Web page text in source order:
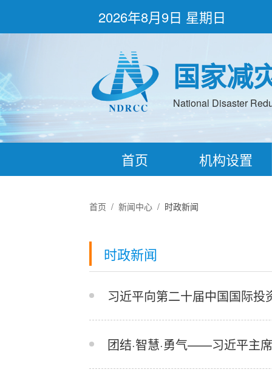
2026年8月9日 星期日
国家减
National Disaster
首页 机构设置
首页 / 新闻中心/ 时政新闻
时政新闻
习近平向第二十届中国国际投
团结·智慧·勇气——习近平主